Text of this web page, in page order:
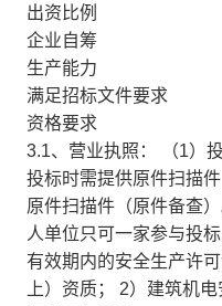
出资比例
企业自筹
生产能力
满足招标文件要求
资格要求
3.1、营业执照： （1）
投标时需提供原件扫描
原件扫描件（原件备查
人单位只可一家参与投
有效期内的安全生产许
上）资质； 2）建筑机